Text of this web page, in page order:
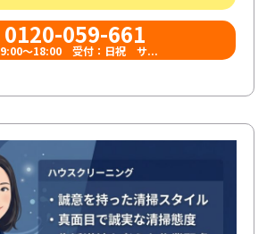
0120-059-661
9:00〜18:00 受付：日祝 サ...